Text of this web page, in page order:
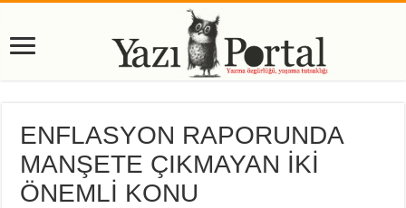
ENFLASYON RAPORUNDA
MANŞETE ÇIKMAYAN İKİ
ÖNEMLİ KONU